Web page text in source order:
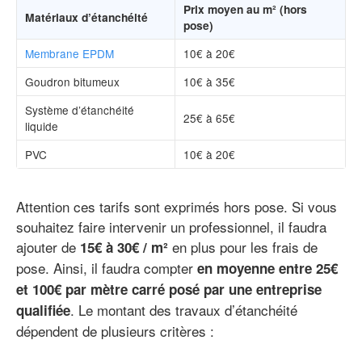
Matériaux d’étanchéité
Prix moyen au m² (hors
pose)
Membrane EPDM
10€ à 20€
Goudron bitumeux
10€ à 35€
Système d’étanchéité
liquide
25€ à 65€
PVC 10€ à 20€
Attention ces tarifs sont exprimés hors pose. Si vous
souhaitez faire intervenir un professionnel, il faudra
ajouter de 15€ à 30€ / m² en plus pour les frais de
pose. Ainsi, il faudra compter en moyenne entre 25€
et 100€ par mètre carré posé par une entreprise
qualifiée. Le montant des travaux d’étanchéité
dépendent de plusieurs critères :